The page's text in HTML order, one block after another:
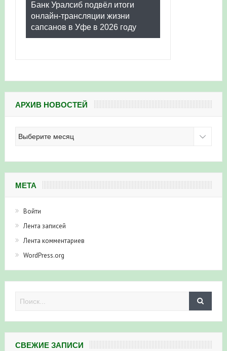
Банк Уралсиб подвёл итоги
онлайн-трансляции жизни
сапсанов в Уфе в 2026 году
АРХИВ НОВОСТЕЙ
новостей
МЕТА
Войти
Лента записей
Лента комментариев
WordPress.org
СВЕЖИЕ ЗАПИСИ